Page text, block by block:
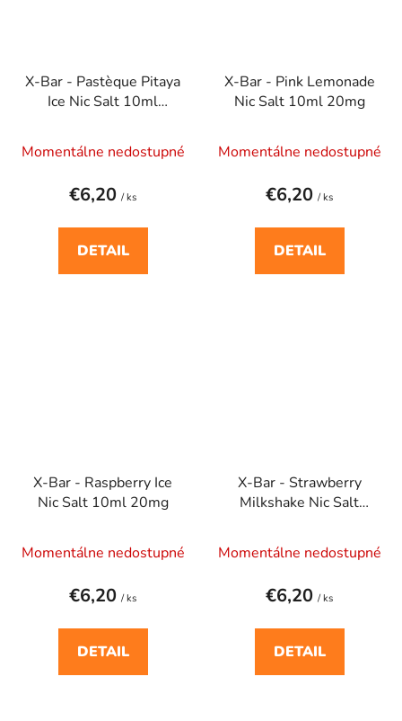
X-Bar - Pastèque Pitaya
Ice Nic Salt 10ml
Momentálne nedostupné
€6,20 / ks
DETAIL
X-Bar - Pink Lemonade
Nic Salt 10ml 20mg
Momentálne nedostupné
€6,20 / ks
DETAIL
X-Bar - Raspberry Ice
Nic Salt 10ml 20mg
Momentálne nedostupné
€6,20 / ks
DETAIL
X-Bar - Strawberry
Milkshake Nic Salt
Momentálne nedostupné
€6,20 / ks
DETAIL